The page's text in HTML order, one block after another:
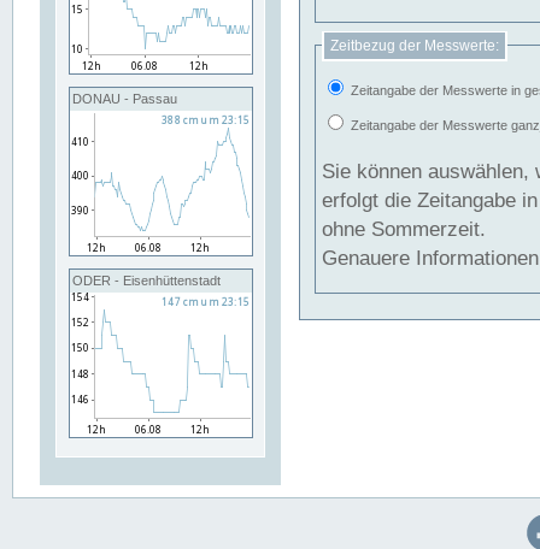
DONAU - Passau
ODER - Eisenhüttenstadt
Zeitbezug der Messwerte:
Zeitangabe der Messwerte in
Zeitangabe der Messwerte
Sie können auswählen,
erfolgt die Zeitangabe
ohne Sommerzeit.
Genauere